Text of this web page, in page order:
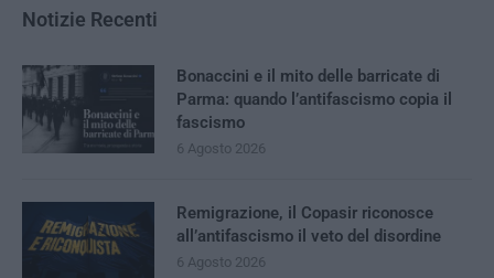
Notizie Recenti
Bonaccini e il mito delle barricate di
Parma: quando l’antifascismo copia il
fascismo
6 Agosto 2026
Remigrazione, il Copasir riconosce
all’antifascismo il veto del disordine
6 Agosto 2026